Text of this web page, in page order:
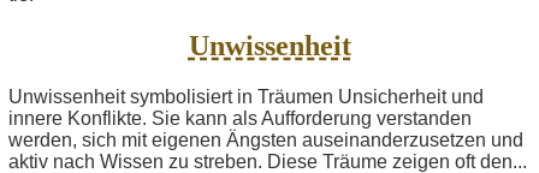
Unwissenheit
Unwissenheit symbolisiert in Träumen Unsicherheit und
innere Konflikte. Sie kann als Aufforderung verstanden
werden, sich mit eigenen Ängsten auseinanderzusetzen und
aktiv nach Wissen zu streben. Diese Träume zeigen oft den...